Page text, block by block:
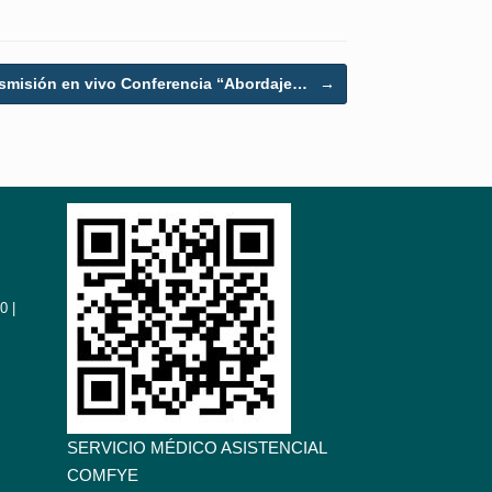
en vivo Conferencia “Abordaje… →
|
SERVICIO MÉDICO ASISTENCIAL
COMFYE